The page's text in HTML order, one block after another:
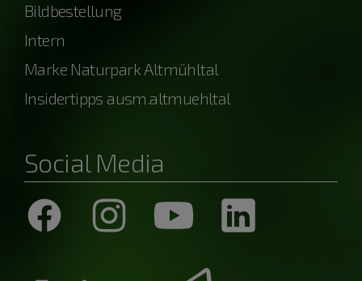
Bildbestellung
Intern
Marke Naturpark Altmühltal
Insidertipps ausm.altmuehltal
Social Media